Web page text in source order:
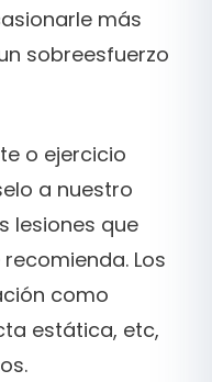
más
sobreesfuerzo
o ejercicio
a nuestro
lesiones que
Los
como
estática, etc,